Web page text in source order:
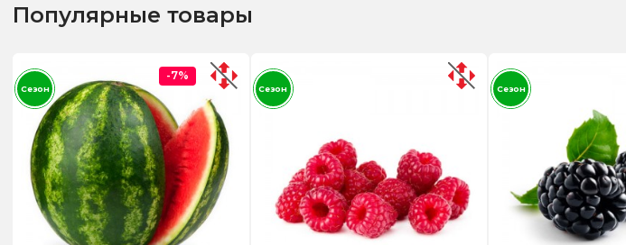
Популярные товары
-7%
Сезон Сезон Сезон